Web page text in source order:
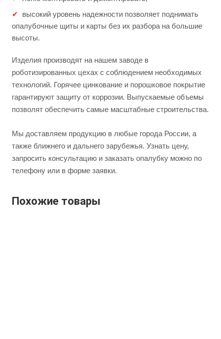
высокий уровень надежности позволяет поднимать
опалубочные щиты и карты без их разбора на большие
высоты.
Изделия производят на нашем заводе в
роботизированных цехах с соблюдением необходимых
технологий. Горячее цинкование и порошковое покрытие
гарантируют защиту от коррозии. Выпускаемые объемы
позволят обеспечить самые масштабные строительства.
Мы доставляем продукцию в любые города России, а
также ближнего и дальнего зарубежья. Узнать цену,
запросить консультацию и заказать опалубку можно по
телефону или в форме заявки.
Похожие товары